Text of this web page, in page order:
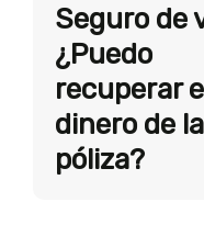
Seguro de
¿Puedo
recuperar
dinero de la
póliza?